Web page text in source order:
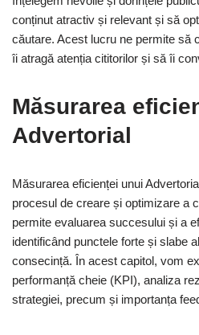
conținut atractiv și relevant și să
căutare. Acest lucru ne permite să
îi atragă atenția cititorilor și să îi
Măsurarea
Advertorial
Măsurarea eficienței unui
procesul de creare și optimizare a
permite evaluarea succesului și a
identificând punctele forte și slabe
consecință. În acest capitol, vom
performanță cheie (KPI), analiza
strategiei, precum și importanța